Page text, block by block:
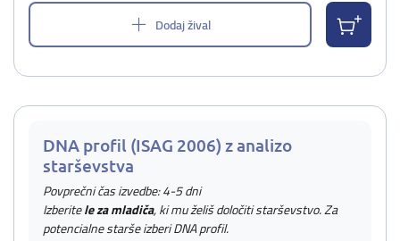
Dodaj žival
DNA profil (ISAG 2006) z analizo
starševstva
Povprečni čas izvedbe: 4-5 dni
Izberitele za mladiča, ki mu želiš določiti starševstvo. Za
potencialne starše izberi DNA profil.